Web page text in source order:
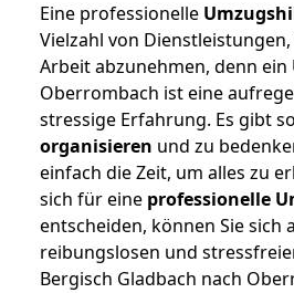
Eine professionelle
Vielzahl von
Arbeit abzunehmen, denn ein
Oberrombach ist eine
stressige Erfahrung. Es gibt
organisieren und zu
einfach die Zeit, um alles zu
sich für eine professionelle
entscheiden, können Sie sich
reibungslosen und
Bergisch Gladbach nach